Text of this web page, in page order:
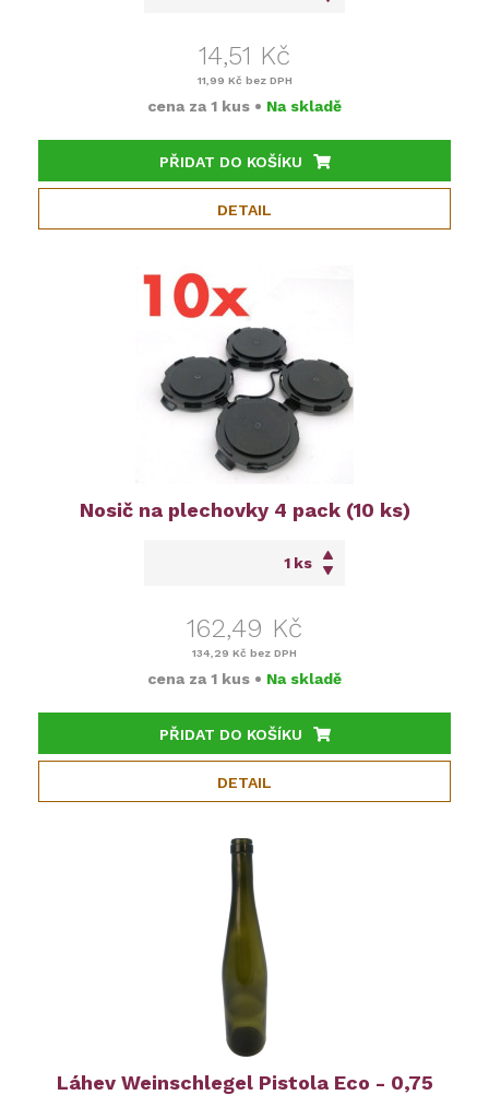
14,51 Kč
11,99 Kč bez DPH
cena za 1 kus • Na skladě
PŘIDAT DO KOŠÍKU
DETAIL
Nosič na plechovky 4 pack (10 ks)
ks
162,49 Kč
134,29 Kč bez DPH
cena za 1 kus • Na skladě
PŘIDAT DO KOŠÍKU
DETAIL
Láhev Weinschlegel Pistola Eco - 0,75